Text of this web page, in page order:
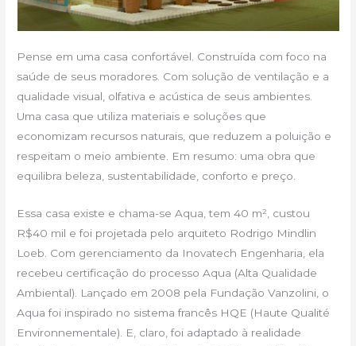
Pense em uma casa confortável. Construída com foco na
saúde de seus moradores. Com solução de ventilação e a
qualidade visual, olfativa e acústica de seus ambientes.
Uma casa que utiliza materiais e soluções que
economizam recursos naturais, que reduzem a poluição e
respeitam o meio ambiente. Em resumo: uma obra que
equilibra beleza, sustentabilidade, conforto e preço.
Essa casa existe e chama-se Aqua, tem 40 m², custou
R$40 mil e foi projetada pelo arquiteto Rodrigo Mindlin
Loeb. Com gerenciamento da Inovatech Engenharia, ela
recebeu certificação do processo Aqua (Alta Qualidade
Ambiental). Lançado em 2008 pela Fundação Vanzolini, o
Aqua foi inspirado no sistema francês HQE (Haute Qualité
Environnementale). E, claro, foi adaptado à realidade